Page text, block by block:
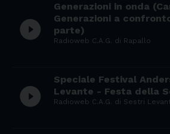
play_circle_filled
Generazioni in onda
Generazioni a
parte)
Radioweb C.A.G. di Rapallo
play_circle_filled
Speciale Festival
Levante - Festa della
Radioweb C.A.G. di Sestri